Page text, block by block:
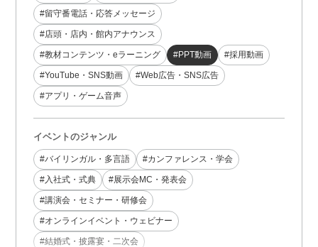
#留守番電話・応答メッセージ
#店頭・店内・館内アナウンス
#教材コンテンツ・eラーニング #PPT動画 #採用動画
#YouTube・SNS動画 #Web広告・SNS広告
#アプリ・ゲーム音声
イベントのジャンル
#バイリンガル・多言語 #カンファレンス・学会
#入社式・式典 #展示会MC・発表会
#講演会・セミナー・研修会
#オンラインイベント・ウェビナー
#結婚式・披露宴・二次会